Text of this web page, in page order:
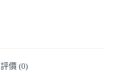
評價 (0)